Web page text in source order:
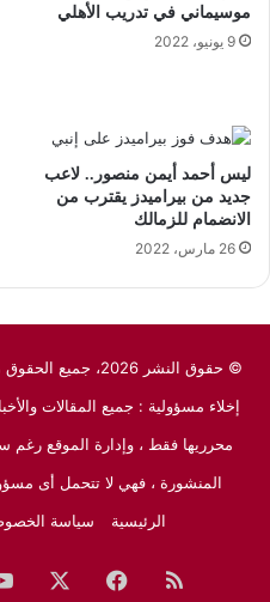
موسيماني في تدريب الأهلي
9 يونيو، 2022
ليس أحمد أيمن منصور.. لاعب
جديد من بيراميدز يقترب من
الانضمام للزمالك
26 مارس، 2022
© حقوق النشر 2026، جميع الحقوق محفوظة لـموقع المايسترو الرياضي
إخلاء مسؤولية : جميع المقالات
محرريها فقط ، وإدارة الموقع رغم
المنشورة ، فهي لا تتحمل أى
الرئيسية
سياسة
ملخصفيسبوك